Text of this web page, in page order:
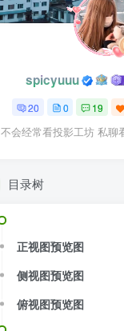
spicyuuu
20 0 19
不会经常看投影工坊 私聊
目录树
正视图预览图
侧视图预览图
俯视图预览图